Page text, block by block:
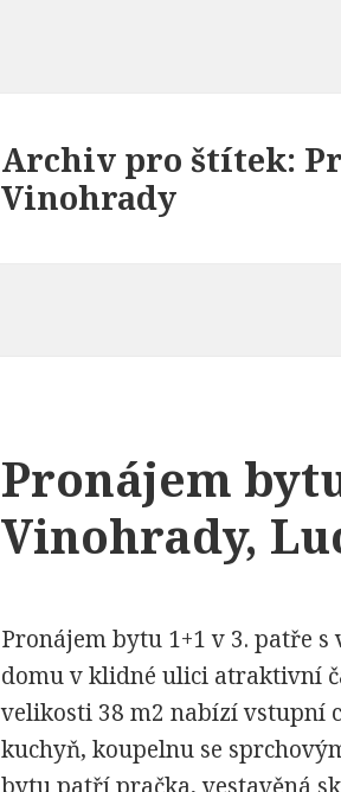
Archiv pro štítek:
Vinohrady
Pronájem
Vinohrady,
Pronájem bytu 1+1 v 3. patře
domu v klidné ulici atraktivní
velikosti 38 m2 nabízí vstupní
kuchyň, koupelnu se